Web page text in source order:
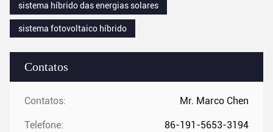
Contatos
Contatos: Mr. Marco Chen
Telefone: 86-191-5653-3194
sistema híbrido das energias solares
sistema fotovoltaico híbrido